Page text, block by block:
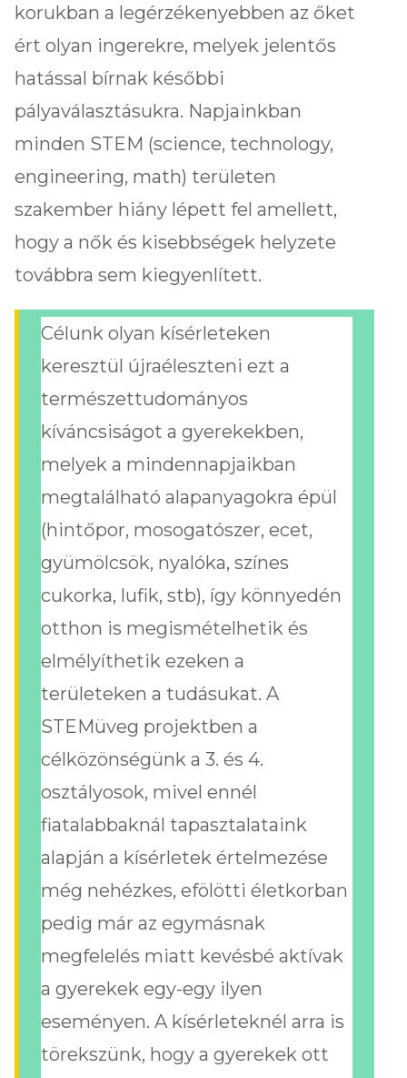
korukban a legérzékenyebben az őket
ért olyan ingerekre, melyek jelentős
hatással bírnak későbbi
pályaválasztásukra. Napjainkban
minden STEM (science, technology,
engineering, math) területen
szakember hiány lépett fel amellett,
hogy a nők és kisebbségek helyzete
továbbra sem kiegyenlített.
Célunk olyan kísérleteken
keresztül újraéleszteni ezt a
természettudományos
kíváncsiságot a gyerekekben,
melyek a mindennapjaikban
megtalálható alapanyagokra épül
(hintőpor, mosogatószer, ecet,
gyümölcsök, nyalóka, színes
cukorka, lufik, stb), így könnyedén
otthon is megismételhetik és
elmélyíthetik ezeken a
területeken a tudásukat. A
STEMüveg projektben a
célközönségünk a 3. és 4.
osztályosok, mivel ennél
fiatalabbaknál tapasztalataink
alapján a kísérletek értelmezése
még nehézkes, efölötti életkorban
pedig már az egymásnak
megfelelés miatt kevésbé aktívak
a gyerekek egy-egy ilyen
eseményen. A kísérleteknél arra is
törekszünk, hogy a gyerekek ott